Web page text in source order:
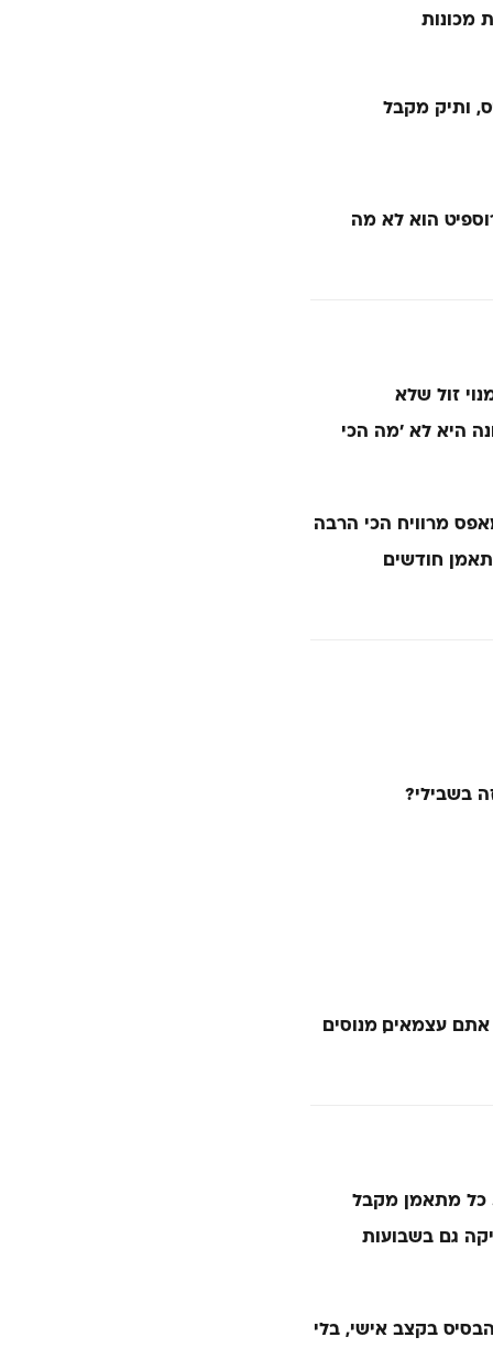
מכונות
ותיק מקבל
הוא לא מה
זול שלא
היא לא ׳מה הכי
מרוויח הכי הרבה
חודשים
בשבילי?
עצמאים, מנוסים
כל מתאמן מקבל
גם בשבועות
בקצב אישי, בלי